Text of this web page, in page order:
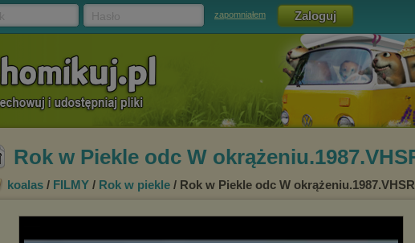
zapomniałem
Rok w Piekle odc W
koalas / FILMY / Rok w piekle / Rok w Piekle odc W